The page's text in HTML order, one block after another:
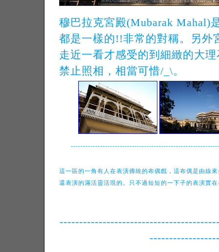
穆巴拉克宮殿(Mubarak Mahal)
都是一樣的!!非常的對稱。另外
走近一看才感受的到細緻的大
禁止照相，相當可惜/_\。
這一區的一角有人在表演傳統的布偶戲，這布偶是由線
還表演的滿活靈活現的。只不過短短的一下子的表演實